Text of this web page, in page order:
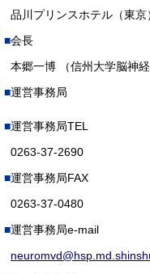
品川プリンスホテル（東京
会長
本郷一博 （信州大学脳神経
運営事務局
運営事務局TEL
0263-37-2690
運営事務局FAX
0263-37-0480
運営事務局e-mail